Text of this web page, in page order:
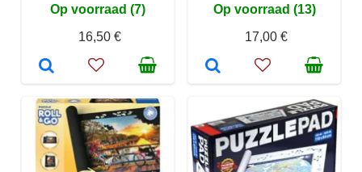
Op voorraad (7)
16,50 €
Op voorraad (13)
17,00 €